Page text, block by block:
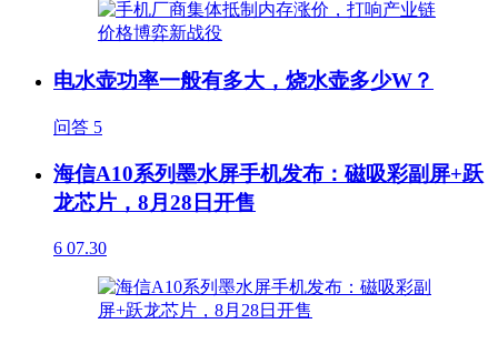
电水壶功率一般有多大，烧水壶多少W？
问答 5
海信A10系列墨水屏手机发布：磁吸彩副屏+跃
龙芯片，8月28日开售
6 07.30